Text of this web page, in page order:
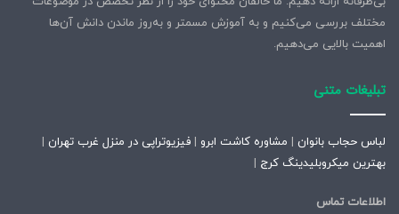
مختلف بررسی می‌کنیم و به آموزش مسمتر و به‌روز ماندن دانش آن‌ها
اهمیت بالایی می‌دهیم.
تبلیغات متنی
لباس حجاب بانوان | مشاوره کاشت ابرو | فیزیوتراپی در منزل غرب تهران |
بهترین میکروبلیدینگ کرج |
اطلاعات تماس